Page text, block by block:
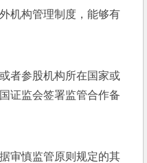
构管理制度，能够有
参股机构所在国家或
证监会签署监管合作备
慎监管原则规定的其